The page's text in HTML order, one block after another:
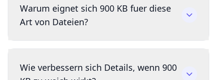
Warum eignet sich 900 KB fuer diese
Art von Dateien?
Wie verbessern sich Details, wenn 900